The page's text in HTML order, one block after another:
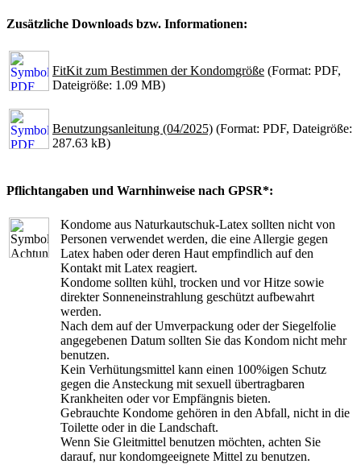
Zusätzliche Downloads bzw. Informationen:
FitKit zum Bestimmen der Kondomgröße (Format: PDF,
Dateigröße: 1.09 MB)
Benutzungsanleitung (04/2025) (Format: PDF, Dateigröße:
287.63 kB)
Pflichtangaben und Warnhinweise nach GPSR*:
Kondome aus Naturkautschuk-Latex sollten nicht von
Personen verwendet werden, die eine Allergie gegen
Latex haben oder deren Haut empfindlich auf den
Kontakt mit Latex reagiert.
Kondome sollten kühl, trocken und vor Hitze sowie
direkter Sonneneinstrahlung geschützt aufbewahrt
werden.
Nach dem auf der Umverpackung oder der Siegelfolie
angegebenen Datum sollten Sie das Kondom nicht mehr
benutzen.
Kein Verhütungsmittel kann einen 100%igen Schutz
gegen die Ansteckung mit sexuell übertragbaren
Krankheiten oder vor Empfängnis bieten.
Gebrauchte Kondome gehören in den Abfall, nicht in die
Toilette oder in die Landschaft.
Wenn Sie Gleitmittel benutzen möchten, achten Sie
darauf, nur kondomgeeignete Mittel zu benutzen.